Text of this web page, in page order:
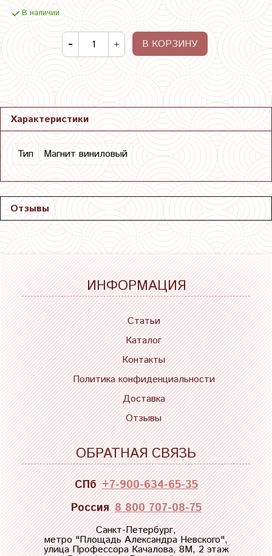
В наличии
В КОРЗИНУ
Характеристики
Тип Магнит виниловый
Отзывы
ИНФОРМАЦИЯ
Статьи
Каталог
Контакты
Политика конфиденциальности
Доставка
Отзывы
ОБРАТНАЯ СВЯЗЬ
СПб +7-900-634-65-35
Россия 8 800 707-08-75
Санкт-Петербург,
метро "Площадь Александра Невского",
улица Профессора Качалова, 8М, 2 этаж